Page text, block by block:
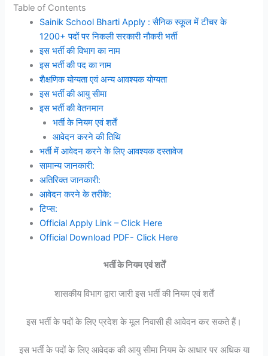
Table of Contents
Sainik School Bharti Apply : सैनिक स्कूल में टीचर के
1200+ पदों पर निकली सरकारी नौकरी भर्ती
इस भर्ती की विभाग का नाम
इस भर्ती की पद का नाम
शैक्षणिक योग्यता एवं अन्य आवश्यक योग्यता
इस भर्ती की आयु सीमा
इस भर्ती की वेतनमान
भर्ती के नियम एवं शर्तें
आवेदन करने की तिथि
भर्ती में आवेदन करने के लिए आवश्यक दस्तावेज
सामान्य जानकारी:
अतिरिक्त जानकारी:
आवेदन करने के तरीके:
टिप्स:
Official Apply Link – Click Here
Official Download PDF- Click Here
भर्ती के नियम एवं शर्तें
शासकीय विभाग द्वारा जारी इस भर्ती की नियम एवं शर्तें
इस भर्ती के पदों के लिए प्रदेश के मूल निवासी ही आवेदन कर सकते हैं।
इस भर्ती के पदों के लिए आवेदक की आयु सीमा नियम के आधार पर अधिक या